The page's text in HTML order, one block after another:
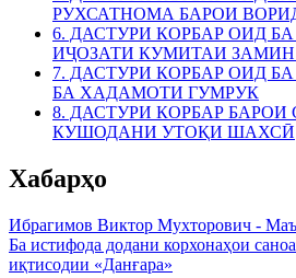
РУХСАТНОМА БАРОИ
6. ДАСТУРИ КОРБАР ОИД
ИҶОЗАТИ КУМИТАИ
7. ДАСТУРИ КОРБАР ОИД
БА ХАДАМОТИ ГУМРУК
8. ДАСТУРИ КОРБАР
КУШОДАНИ УТОҚИ ШАХСӢ
Хабарҳо
Ибрагимов Виктор Мухторович -
Ба истифода додани корхонаҳои
иқтисодии «Данғара»